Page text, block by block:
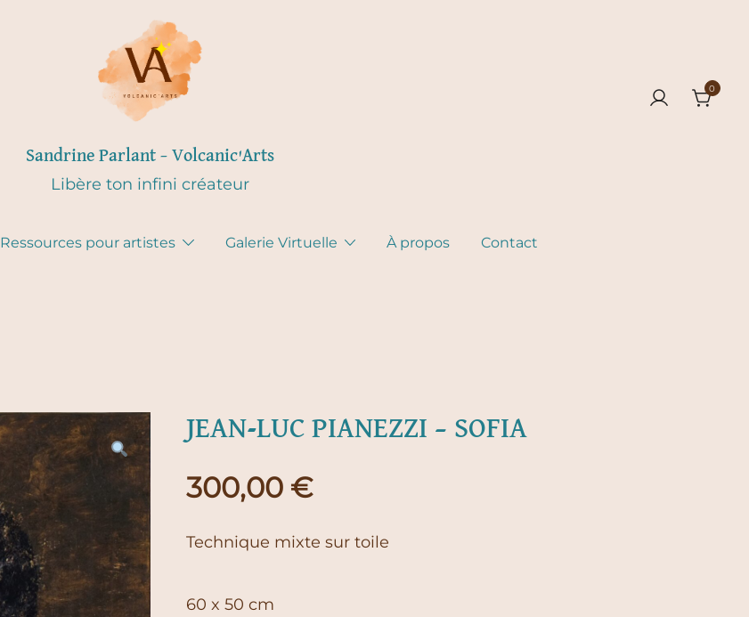
Sandrine Parlant – Volcanic'Arts
Libère ton infini créateur
0
Ressources pour artistes Galerie Virtuelle À propos Contact
JEAN-LUC PIANEZZI – SOFIA
300,00 €
Technique mixte sur toile
60 x 50 cm